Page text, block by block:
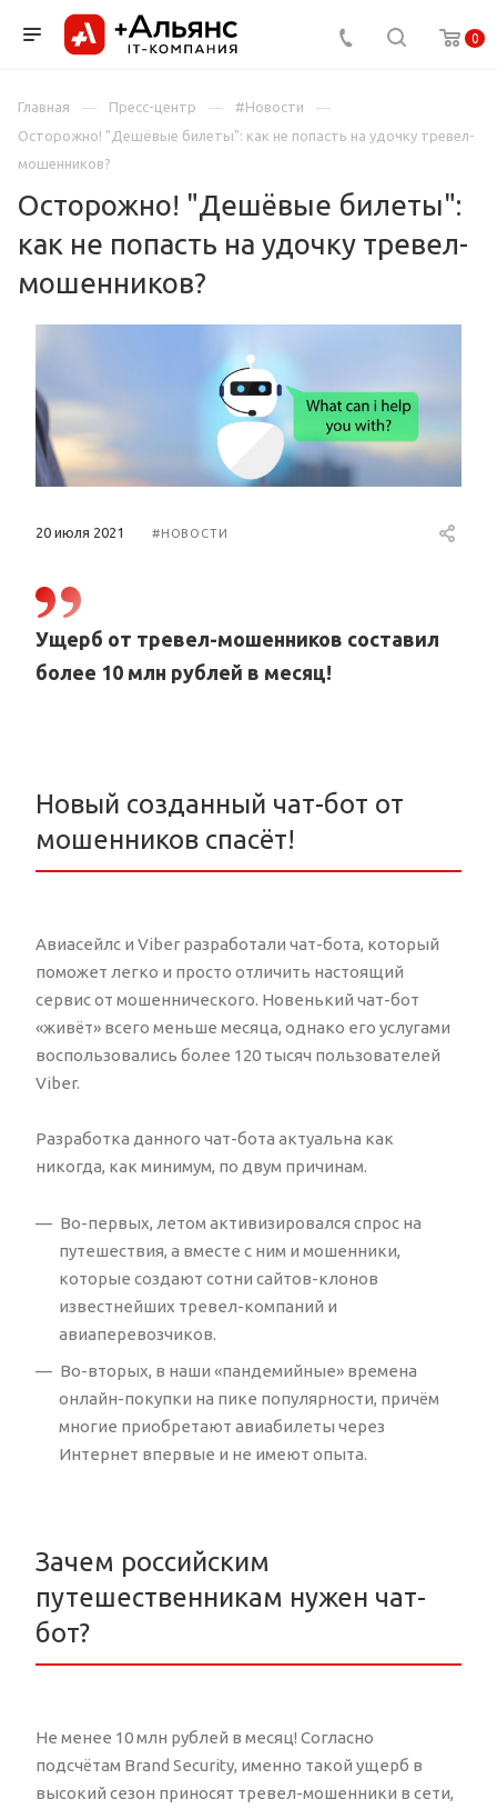
0
Главная Пресс-центр
#Новости
Осторожно! "Дешёвые билеты": как не попасть на удочку тревел-
мошенников?
Осторожно! "Дешёвые билеты":
как не попасть на удочку тревел-
мошенников?
20 июля 2021 #НОВОСТИ
Ущерб от тревел-мошенников составил
более 10 млн рублей в месяц!
Новый созданный чат-бот от
мошенников спасёт!
Авиасейлс и Viber разработали чат-бота, который
поможет легко и просто отличить настоящий
сервис от мошеннического. Новенький чат-бот
«живёт» всего меньше месяца, однако его услугами
воспользовались более 120 тысяч пользователей
Viber.
Разработка данного чат-бота актуальна как
никогда, как минимум, по двум причинам.
Во-первых, летом активизировался спрос на
путешествия, а вместе с ним и мошенники,
которые создают сотни сайтов-клонов
известнейших тревел-компаний и
авиаперевозчиков.
Во-вторых, в наши «пандемийные» времена
онлайн-покупки на пике популярности, причём
многие приобретают авиабилеты через
Интернет впервые и не имеют опыта.
Зачем российским
путешественникам нужен чат-
бот?
Не менее 10 млн рублей в месяц! Согласно
подсчётам Brand Security, именно такой ущерб в
высокий сезон приносят тревел-мошенники в сети,